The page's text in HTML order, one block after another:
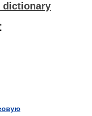
dictionary